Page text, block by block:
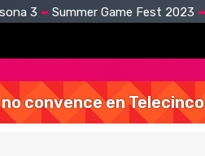
3 Summer Game Fest 2023
convence en Telecinco